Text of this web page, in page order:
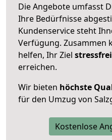
Die Angebote umfasst
Ihre Bedürfnisse
Kundenservice steht
Verfügung. Zusammen
helfen, Ihr Ziel
erreichen.
Wir bieten höchste
für den Umzug von
Kostenlose